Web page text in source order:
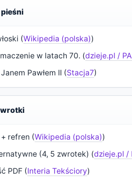
(Wikipedia (polska))
w latach 70. (dzieje.pl /
Pawłem II (Stacja7)
refren (Wikipedia (polska))
(4, 5 zwrotek) (dzieje.pl /
PDF (Interia Tekściory)